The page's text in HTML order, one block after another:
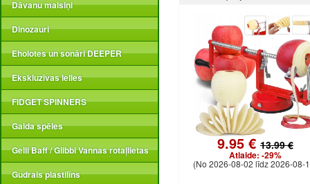
Dāvanu maisiņi
Dinozauri
Eholotes un sonāri DEEPER
Ekskluzīvas lelles
FIDGET SPINNERS
Galda spēles
Gelli Baff / Glibbi Vannas rotaļlietas
Gudrais plastilīns
9.95 € 13.99 €
Atlaide: -29%
(No 2026-08-02 līdz 2026-08-